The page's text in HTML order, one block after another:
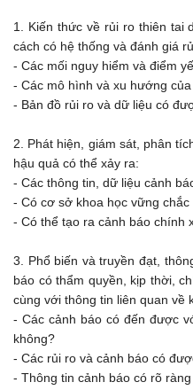
1. Kiến thức về rủi ro thiên tai
cách có hệ thống và đánh giá
- Các mối nguy hiểm và điểm
- Các mô hình và xu hướng
- Bản đồ rủi ro và dữ liệu có
2. Phát hiện, giám sát, phân
hậu quả có thể xảy ra:
- Các thông tin, dữ liệu cảnh
- Có cơ sở khoa học vững
- Có thể tạo ra cảnh báo chính
3. Phổ biến và truyền đạt,
báo có thẩm quyền, kịp thời,
cùng với thông tin liên quan về
- Các cảnh báo có đến được
không?
- Các rủi ro và cảnh báo có
- Thông tin cảnh báo có rõ